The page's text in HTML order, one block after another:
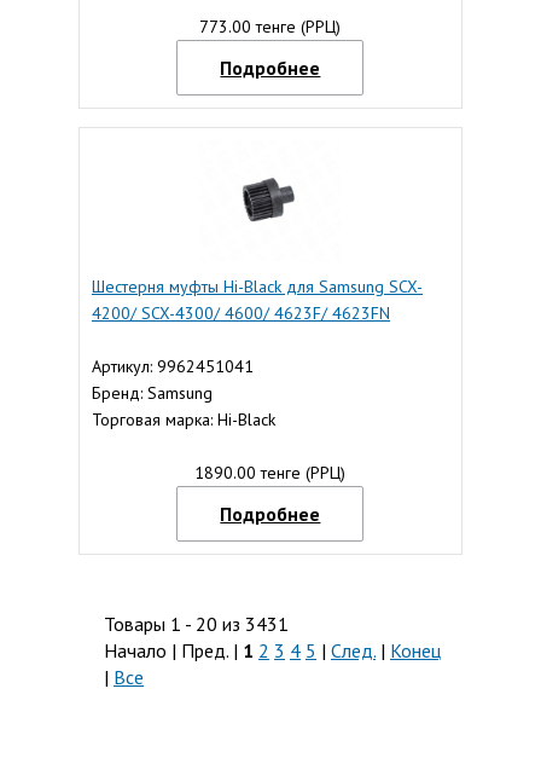
773.00 тенге (РРЦ)
Подробнее
Шестерня муфты Hi-Black для Samsung SCX-
4200/ SCX-4300/ 4600/ 4623F/ 4623FN
Артикул: 9962451041
Бренд: Samsung
Торговая марка: Hi-Black
1890.00 тенге (РРЦ)
Подробнее
Товары 1 - 20 из 3431
Начало | Пред. | 1 2 3 4 5 | След. | Конец
| Все